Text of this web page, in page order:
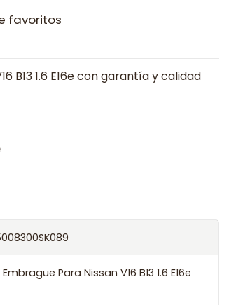
favoritos
B13 1.6 E16e con garantía y calidad
desde 2019, ofreciendo precios
Embrague Para Nissan V16 B13 1.6 E16e